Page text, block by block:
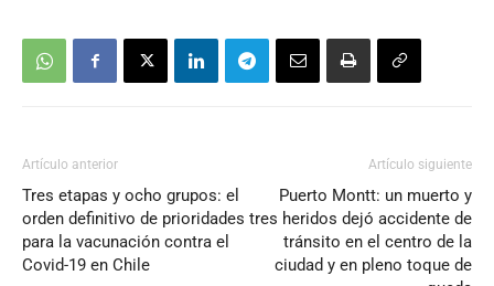
Artículo anterior
Tres etapas y ocho grupos: el
orden definitivo de prioridades
para la vacunación contra el
Covid-19 en Chile
Artículo siguiente
Puerto Montt: un muerto y
tres heridos dejó accidente de
tránsito en el centro de la
ciudad y en pleno toque de